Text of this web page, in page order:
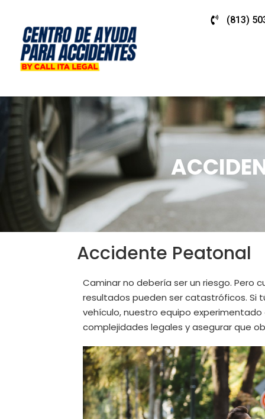
(813)
Accidente Peatonal
Caminar no debería ser un riesgo. Pero
resultados pueden ser catastróficos. Si
vehículo, nuestro equipo
complejidades legales y asegurar que